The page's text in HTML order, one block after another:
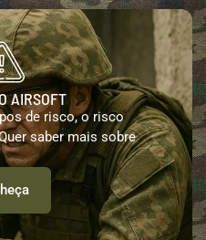
AIRSOFT
de risco, o risco
saber mais sobre